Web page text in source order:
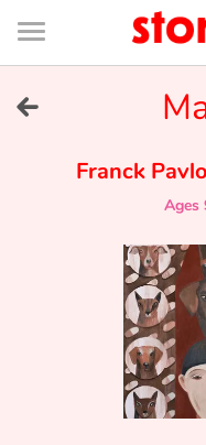
Connexion
Bibliothèque
de
page
Franck
Ages